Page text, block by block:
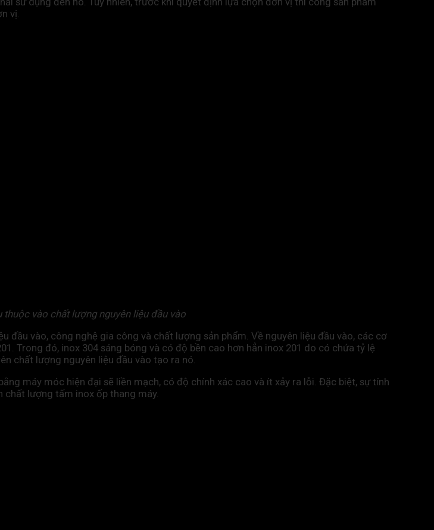
vị.
vào chất lượng nguyên liệu đầu vào
đầu vào, công nghệ gia công và chất lượng sản phẩm. Về nguyên liệu đầu vào, các cơ
Trong đó, inox 304 sáng bóng và có độ bền cao hơn hẳn inox 201 do có chứa tỷ lệ
chất lượng nguyên liệu đầu vào tạo ra nó.
máy móc hiện đại sẽ liền mạch, có độ chính xác cao và ít xảy ra lỗi. Đặc biệt, sự tính
chất lượng tấm inox ốp thang máy.